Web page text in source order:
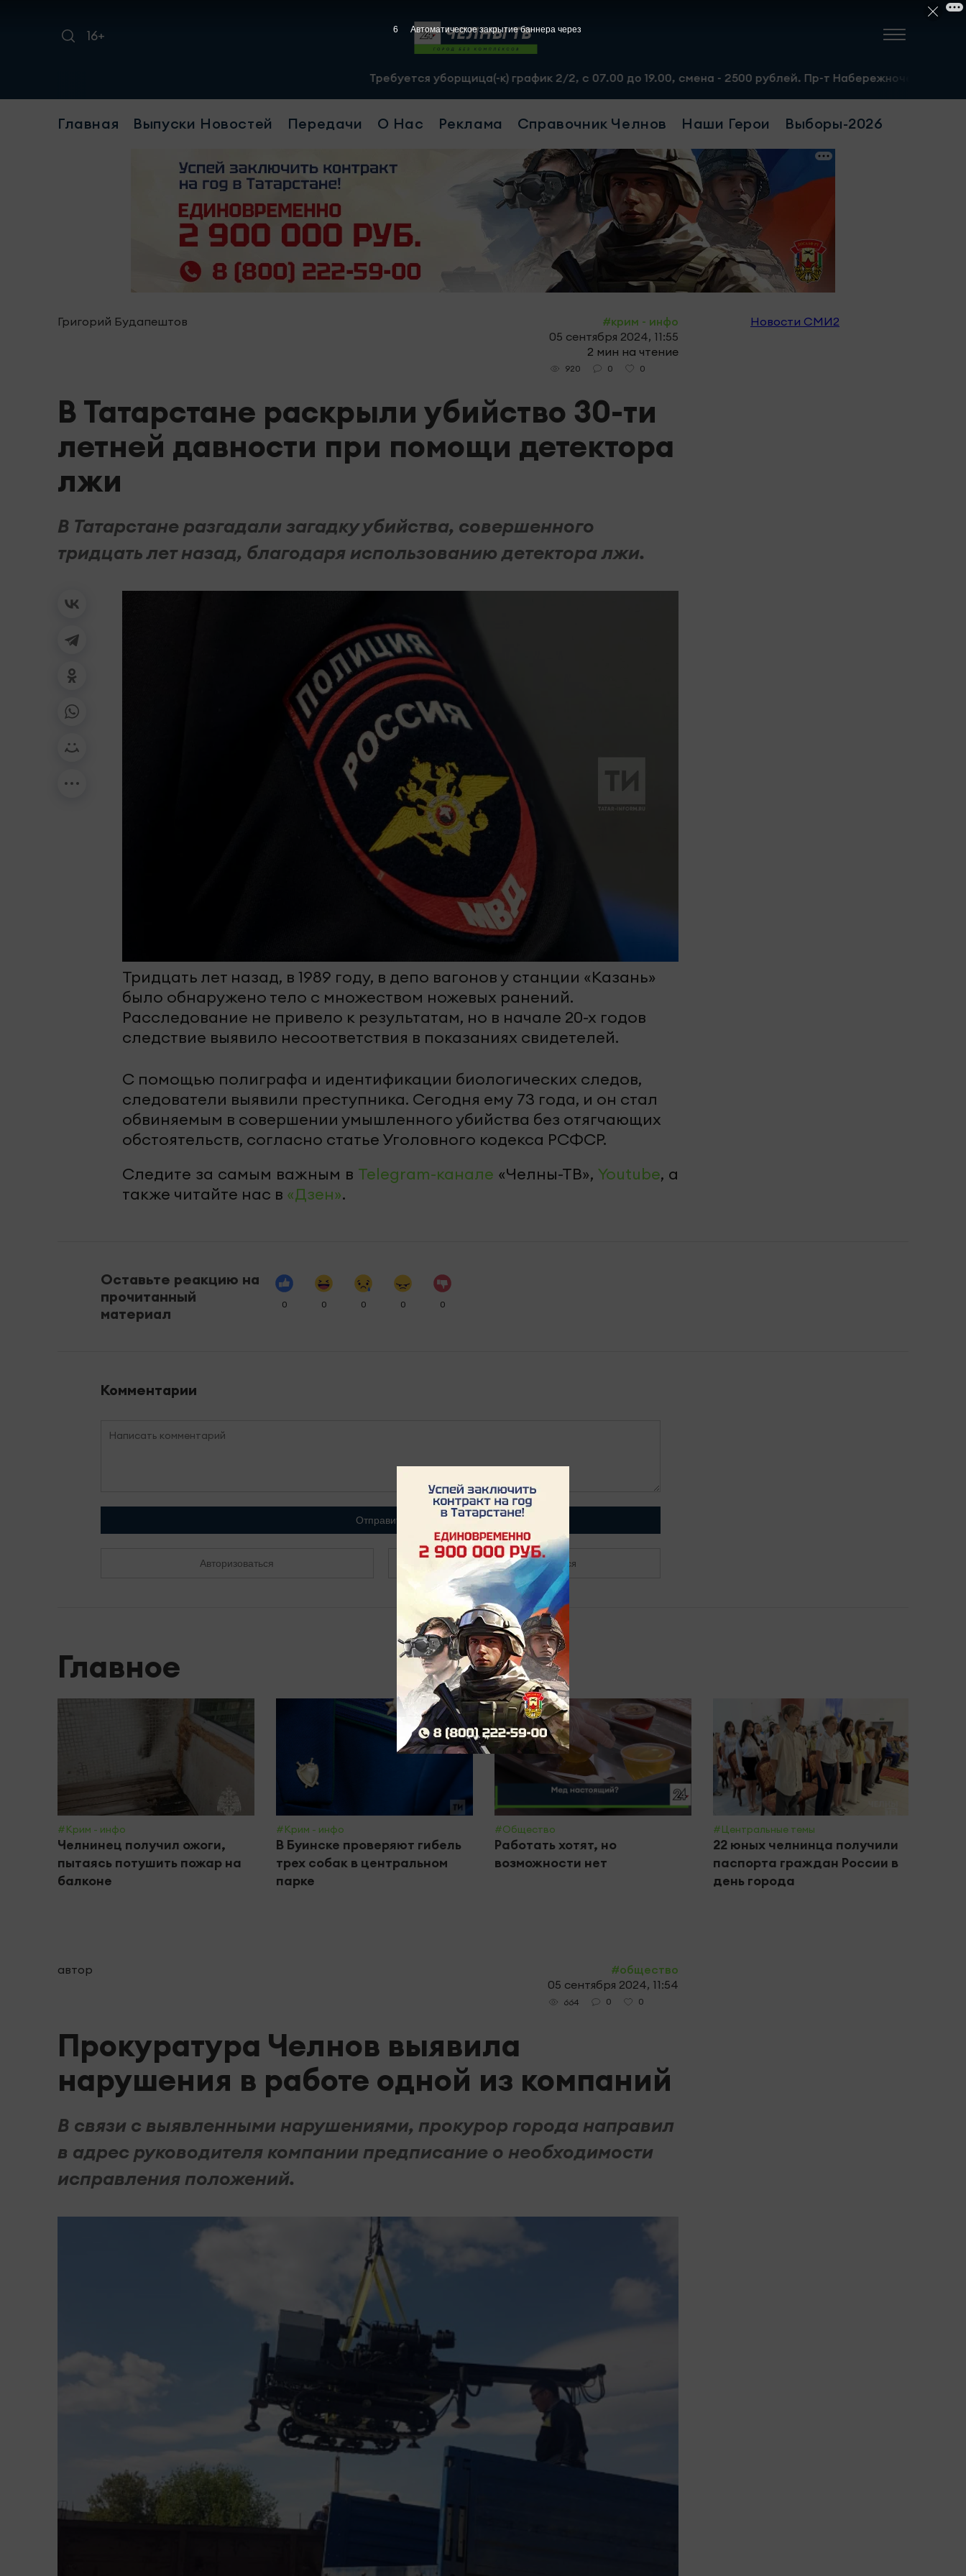
16+
Требуется уборщица(-к) график 2/2, с 07.00 до 19.00, смена - 2500 рублей. Пр-т Набережночелнинский, 13а. Тел.: 8-
Главная Выпуски Новостей Передачи О Нас Реклама Справочник Челнов Наши Герои Выборы-2026
Григорий Будапештов
#крим - инфо
05 сентября 2024, 11:55
2 мин на чтение
920 0 0
В Татарстане раскрыли убийство 30-ти
летней давности при помощи детектора
лжи
В Татарстане разгадали загадку убийства, совершенного
тридцать лет назад, благодаря использованию детектора лжи.
Тридцать лет назад, в 1989 году, в депо вагонов у станции «Казань»
было обнаружено тело с множеством ножевых ранений.
Расследование не привело к результатам, но в начале 20-х годов
следствие выявило несоответствия в показаниях свидетелей.
С помощью полиграфа и идентификации биологических следов,
следователи выявили преступника. Сегодня ему 73 года, и он стал
обвиняемым в совершении умышленного убийства без отягчающих
обстоятельств, согласно статье Уголовного кодекса РСФСР.
Следите за самым важным в Telegram-канале «Челны-ТВ», Youtube, а
также читайте нас в «Дзен».
Новости СМИ2
Оставьте реакцию на
прочитанный
материал
0 0 0 0 0
Комментарии
Отправить
Авторизоваться Зарегистрироваться
Главное
#Крим - инфо
Челнинец получил ожоги,
пытаясь потушить пожар на
балконе
#Крим - инфо
В Буинске проверяют гибель
трех собак в центральном
парке
#Общество
Работать хотят, но
возможности нет
#Центральные темы
22 юных челнинца получили
паспорта граждан России в
день города
автор
#общество
05 сентября 2024, 11:54
664 0 0
Прокуратура Челнов выявила
нарушения в работе одной из компаний
В связи с выявленными нарушениями, прокурор города направил
в адрес руководителя компании предписание о необходимости
исправления положений.
4 Автоматическое закрытие баннера через